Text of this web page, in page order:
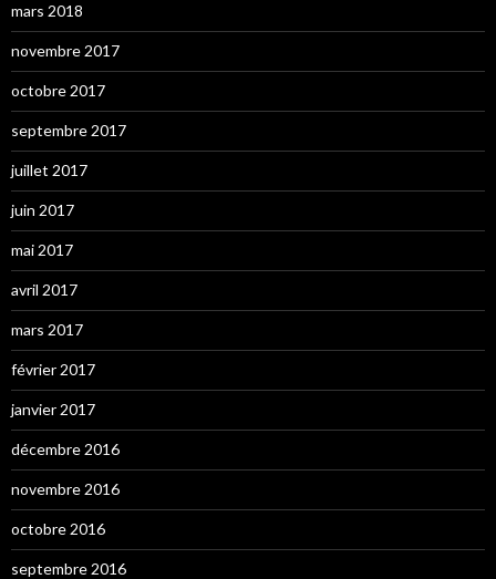
mars 2018
novembre 2017
octobre 2017
septembre 2017
juillet 2017
juin 2017
mai 2017
avril 2017
mars 2017
février 2017
janvier 2017
décembre 2016
novembre 2016
octobre 2016
septembre 2016